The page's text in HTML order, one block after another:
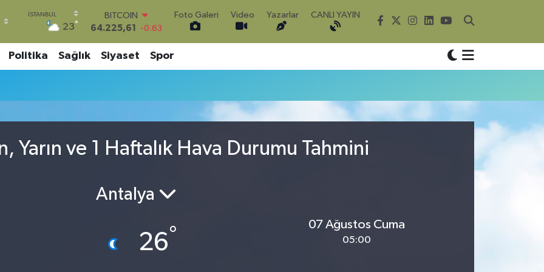
23°
BITCOIN
64.225,61
-0.63
DOLAR
47,7143 0.16
BİST100
13.799 70
Foto Galeri Video Yazarlar CANLI YAYIN
Politika Sağlık Siyaset Spor
Yarın ve 1 Haftalık Hava Durumu Tahmini
Antalya
26°
07 Ağustos Cuma
05:00